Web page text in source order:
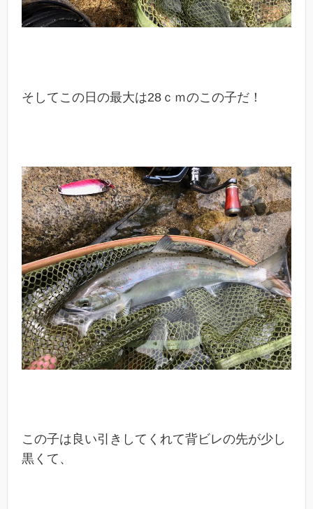
そしてこの日の最大は28ｃｍのこの子だ！
この子は良い引きしてくれて背ビレの先が少し
黒くて、